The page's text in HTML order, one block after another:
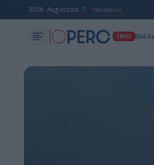
2026. Augusztus 7. Budapest
FRISS Első